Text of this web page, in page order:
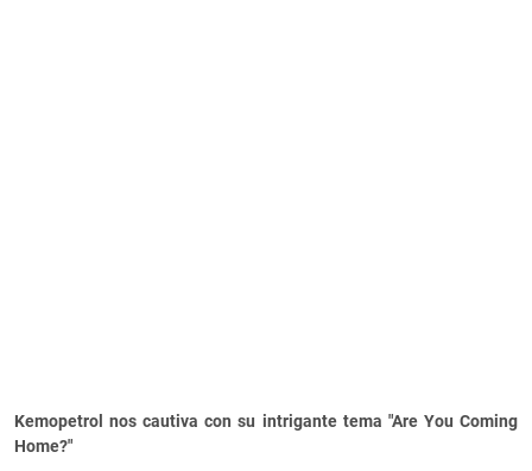
Kemopetrol nos cautiva con su intrigante tema "Are You Coming
Home?"